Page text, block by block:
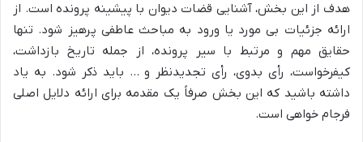
هدف از این بخش، آشنایی قضات دیوان با پیشینه پرونده است. از
ارائه جزئیات بی مورد یا ورود به مباحث عاطفی پرهیز شود. تنها
حقایق مهم و مرتبط با سیر پرونده، از جمله تاریخ بازداشت،
کیفرخواست، رأی بدوی، رأی تجدیدنظر و … باید ذکر شود. به یاد
داشته باشید که این بخش صرفاً یک مقدمه برای ارائه دلایل اصلی
فرجام خواهی است.